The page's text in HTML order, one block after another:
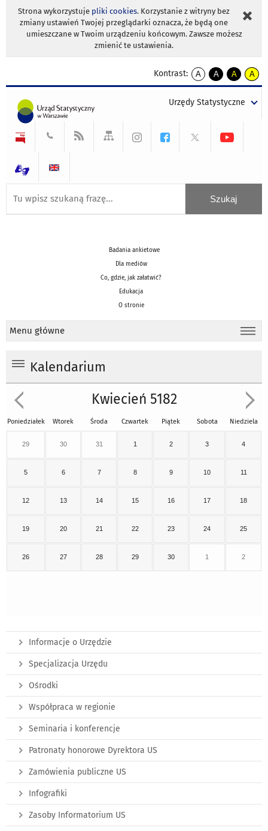
Strona wykorzystuje pliki cookies. Korzystanie z witryny bez
zmiany ustawień Twojej przeglądarki oznacza, że będą one
umieszczane w Twoim urządzeniu końcowym. Zawsze możesz
zmienić te ustawienia.
Kontrast:
A
kontrast
A
kontrast
tekst
czarnym
A
kontrast
tekst
czarnym
A
tekst
żółtym
Urzędy Statystyczne
Badania ankietowe
Dla mediów
Co, gdzie, jak załatwić?
Edukacja
O stronie
Menu główne
Kalendarium
Kwiecień 5182
Poniedziałek Wtorek Środa Czwartek Piątek Sobota Niedziela
29 30 31 1 2 3 4
5 6 7 8 9 10 11
12 13 14 15 16 17 18
19 20 21 22 23 24 25
26 27 28 29 30 1 2
Informacje o Urzędzie
Specjalizacja Urzędu
Ośrodki
Współpraca w regionie
Seminaria i konferencje
Patronaty honorowe Dyrektora US
Zamówienia publiczne US
Infografiki
Zasoby Informatorium US